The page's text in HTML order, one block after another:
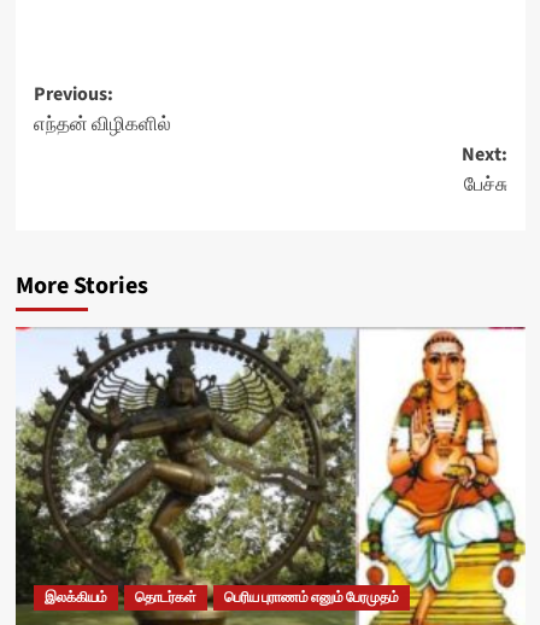
Post
navigation
Previous:
எந்தன் விழிகளில்
Next:
பேச்சு
More Stories
இலக்கியம் தொடர்கள் பெரிய புராணம் எனும் பேரமுதம்